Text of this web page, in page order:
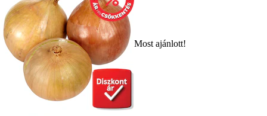
Most ajánlott!